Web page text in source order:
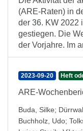
(ARE-Raten) in
der 36. KW 2022
gestiegen. Die
der Vorjahre. Im
2023-09-20 Heft
ARE-
Buda, Silke;
Buchholz, Udo;